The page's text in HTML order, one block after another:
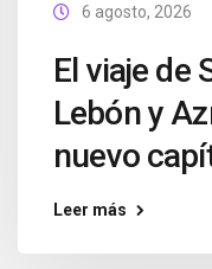
6 agosto, 2026
El viaje de
Lebón y
nuevo
Leer más